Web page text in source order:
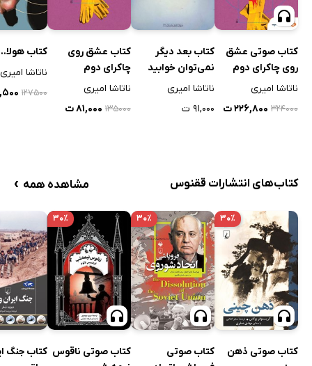
کتاب صوتی عشق
روی چاکرای دوم
ناتاشا امیری
۳۲۴۰۰۰ ۲۲۶,۸۰۰ ت
کتاب بعد دیگر
نمی‌توان خوابید
ناتاشا امیری
۹۱,۰۰۰ ت
کتاب عشق روی
چاکرای دوم
ناتاشا امیری
۱۳۵۰۰۰ ۸۱,۰۰۰ ت
کتاب
ناتاشا امیری
۱۲۷۵۰۰
کتاب‌های انتشارات ققنوس مشاهده همه ›
۳۰٪
کتاب صوتی ذهن
۳۰٪
کتاب صوتی
۳۰٪
کتاب صوتی ناقوس کتاب جنگ